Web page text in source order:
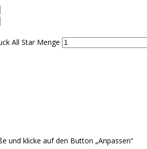
All Star Menge
und klicke auf den Button „Anpassen“